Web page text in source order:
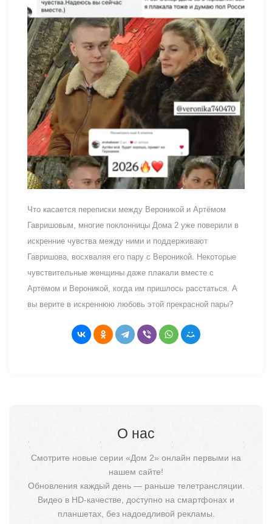
Что касается переписки между Вероникой и Артёмом
Гавришовым, многие поклонницы Дома 2 уже поверили в
искренние чувства между ними и поддерживают
Гавришова, восхваляя его пару с Вероникой. Некоторые
чувствительные женщины даже плакали вместе с
Артёмом и Вероникой, когда им пришлось расстаться. А
вы верите в искреннюю любовь этой прекрасной пары?
О нас
Смотрите новые серии «Дом 2» онлайн первыми на
нашем сайте!
Обновления каждый день — раньше телетрансляции.
Видео в HD-качестве, доступно на смартфонах и
планшетах, без надоедливой рекламы.